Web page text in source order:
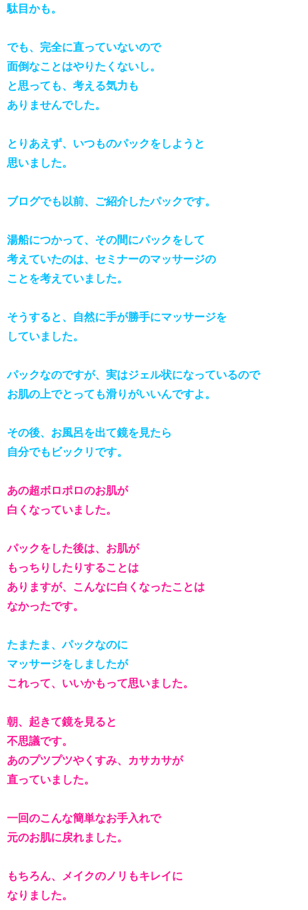
駄目かも。
でも、完全に直っていないので
面倒なことはやりたくないし。
と思っても、考える気力も
ありませんでした。
とりあえず、いつものパックをしようと
思いました。
ブログでも以前、ご紹介したパックです。
湯船につかって、その間にパックをして
考えていたのは、セミナーのマッサージの
ことを考えていました。
そうすると、自然に手が勝手にマッサージを
していました。
パックなのですが、実はジェル状になっているので
お肌の上でとっても滑りがいいんですよ。
その後、お風呂を出て鏡を見たら
自分でもビックリです。
あの超ボロポロのお肌が
白くなっていました。
パックをした後は、お肌が
もっちりしたりすることは
ありますが、こんなに白くなったことは
なかったです。
たまたま、パックなのに
マッサージをしましたが
これって、いいかもって思いました。
朝、起きて鏡を見ると
不思議です。
あのプツプツやくすみ、カサカサが
直っていました。
一回のこんな簡単なお手入れで
元のお肌に戻れました。
もちろん、メイクのノリもキレイに
なりました。